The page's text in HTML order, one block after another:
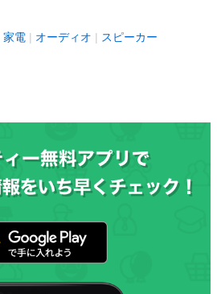
家電 オーディオ スピーカー